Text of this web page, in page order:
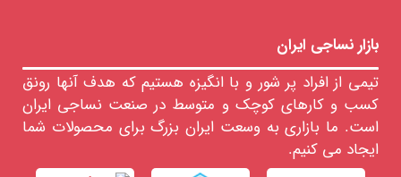
مردانه
بچه
گانه
نوزاد
پوشاک
ست
خانواده
بازار نساجی ایران
تیمی از افراد پر شور و با انگیزه هستیم که هدف آنها رونق
کسب و کارهای کوچک و متوسط در صنعت نساجی ایران
است. ما بازاری به وسعت ایران بزرگ برای محصولات شما
ایجاد می کنیم.